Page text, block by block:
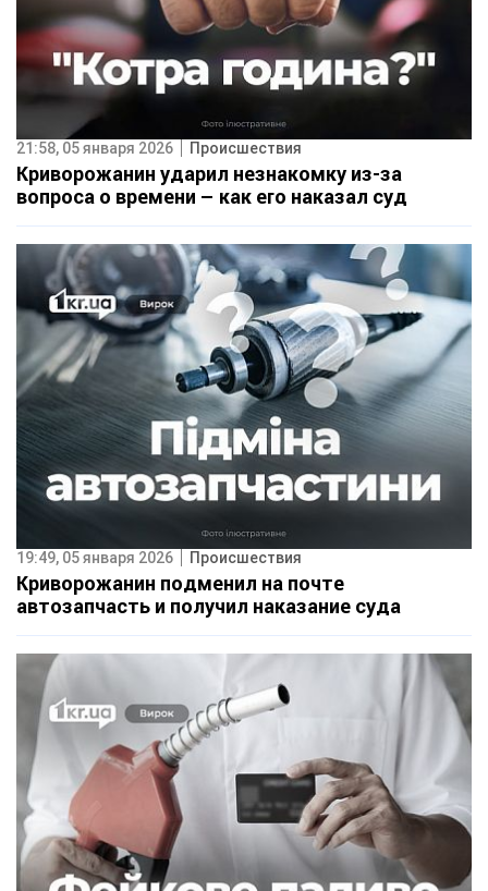
21:58, 05 января 2026 Происшествия
Криворожанин ударил незнакомку из-за
вопроса о времени – как его наказал суд
19:49, 05 января 2026 Происшествия
Криворожанин подменил на почте
автозапчасть и получил наказание суда